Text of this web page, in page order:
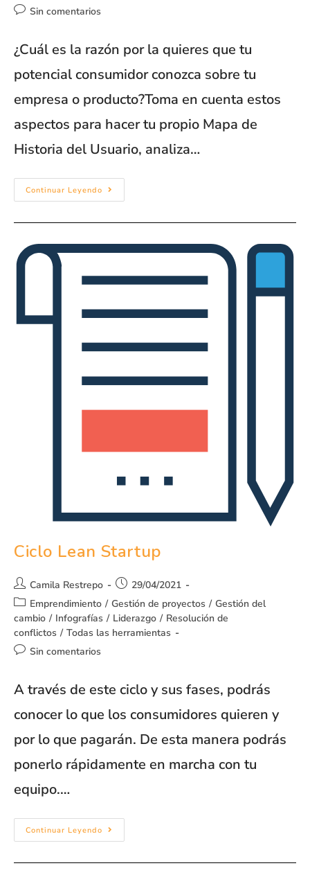
Sin comentarios
¿Cuál es la razón por la quieres que tu
potencial consumidor conozca sobre tu
empresa o producto?Toma en cuenta estos
aspectos para hacer tu propio Mapa de
Historia del Usuario, analiza…
Continuar Leyendo
Ciclo Lean Startup
Camila Restrepo
29/04/2021
Emprendimiento / Gestión de proyectos / Gestión del
cambio / Infografías / Liderazgo / Resolución de
conflictos / Todas las herramientas
Sin comentarios
A través de este ciclo y sus fases, podrás
conocer lo que los consumidores quieren y
por lo que pagarán. De esta manera podrás
ponerlo rápidamente en marcha con tu
equipo.…
Continuar Leyendo